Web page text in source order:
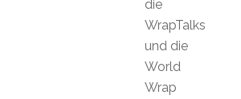
die
WrapTalks
und die
World
Wrap